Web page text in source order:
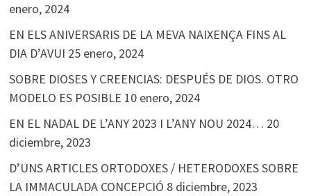
enero, 2024
EN ELS ANIVERSARIS DE LA MEVA NAIXENÇA FINS AL
DIA D’AVUI 25 enero, 2024
SOBRE DIOSES Y CREENCIAS: DESPUÉS DE DIOS. OTRO
MODELO ES POSIBLE 10 enero, 2024
EN EL NADAL DE L’ANY 2023 I L’ANY NOU 2024… 20
diciembre, 2023
D’UNS ARTICLES ORTODOXES / HETERODOXES SOBRE
LA IMMACULADA CONCEPCIÓ 8 diciembre, 2023